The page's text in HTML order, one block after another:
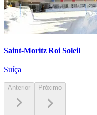
Saint-Moritz Roi Soleil
Suíça
Anterior Próximo